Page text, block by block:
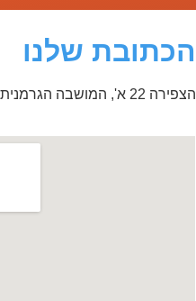
הכתובת שלנו
הצפירה 22 א', המושבה הגרמנית, ירושלים.